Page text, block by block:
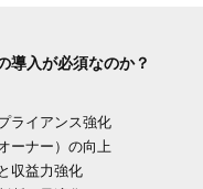
導入が必須なのか？
ライアンス強化
ーナー）の向上
収益力強化